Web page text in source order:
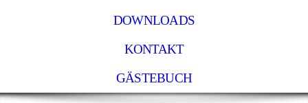
DOWNLOADS
KONTAKT
GÄSTEBUCH